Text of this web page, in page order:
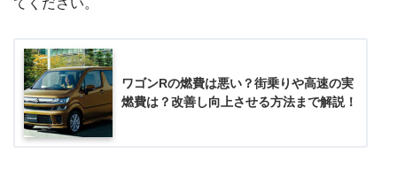
ワゴンRの燃費は悪い？街乗りや高速の実
燃費は？改善し向上させる方法まで解説！